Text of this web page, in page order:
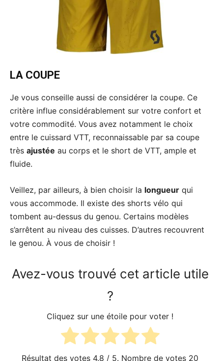
LA COUPE
Je vous conseille aussi de considérer la coupe. Ce
critère influe considérablement sur votre confort et
votre commodité. Vous avez notamment le choix
entre le cuissard VTT, reconnaissable par sa coupe
très ajustée au corps et le short de VTT, ample et
fluide.
Veillez, par ailleurs, à bien choisir la longueur qui
vous accommode. Il existe des shorts vélo qui
tombent au-dessus du genou. Certains modèles
s’arrêtent au niveau des cuisses. D’autres recouvrent
le genou. À vous de choisir !
Avez-vous trouvé cet article utile
?
Cliquez sur une étoile pour voter !
Résultat des votes 4.8 / 5. Nombre de votes 20